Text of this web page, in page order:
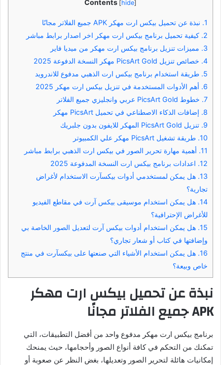
Contents [hide]
1. نبذة عن تحميل بيكس ارت مهكر APK جميع الفلاتر مجانًا
2. كيفية تحميل برنامج بيكس ارت مهكر اخر اصدار برابط مباشر
3. مميزات تنزيل برنامج بيكس ارت مهكر من ميديا فاير
4. خصائص تنزيل PicsArt Gold مهكر النسخة الدفوعة 2025
5. طريقة استخدام برنامج بيكس ارت الذهبي مدفوع للاندرويد
6. أهم الأدوات المستخدمة في تنزيل بيكس ارت مهكر 2025
7. خطوط PicsArt Gold عربي وانجليزي جميع الفلاتر
8. إضافات الذكاء الاصطناعي في تحميل PicsArt مهكر
9. تنزيل PicsArt Gold المهكر للايفون بدون جلبريك
10. طريقة تشغيل PicsArt مهكر علي الكمبيوتر
11. أهمية مهارة تحرير الصور في بيكس ارت الذهبي برابط مباشر
12. اعدادات برنامج بيكس ارت النسخة المدفوعة 2025
13. هل يمكن لمستخدمي أدوات بيكسآرت الاستخدام لأغراض
تجارية؟
14. هل يمكن استخدام موسيقى بيكس آرت في مقاطع الفيديو
للأغراض الإحترافية؟
15. هل يمكن استخدام أدوات بيكس آرت لتعديل الصور الخاصة بي
وإضافتها في كتاب أو شعار تجاري؟
16. هل يمكن استخدام الأشياء التي صنعتها على بيكسآرت في منتج
خاص وبيعة؟
نبذة عن تحميل بيكس ارت مهكر
APK جميع الفلاتر مجانًا
برنامج بيكس ارت مهكر مدفوع واحد من أفضل التطبيقات، التي
تمكنك من التحكم في كافة أنواع الصور وأحجامها، حيث يمنحك
إمكانيات هائلة لتحرير الصور وتعديلها، بغض النظر عن صعوبة أو